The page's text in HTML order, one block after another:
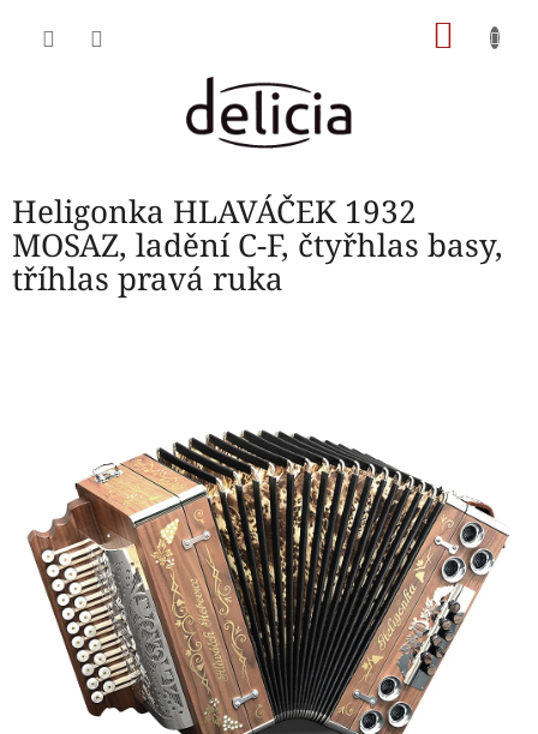
Heligonka HLAVÁČEK 1932
MOSAZ, ladění C-F, čtyřhlas basy,
tříhlas pravá ruka